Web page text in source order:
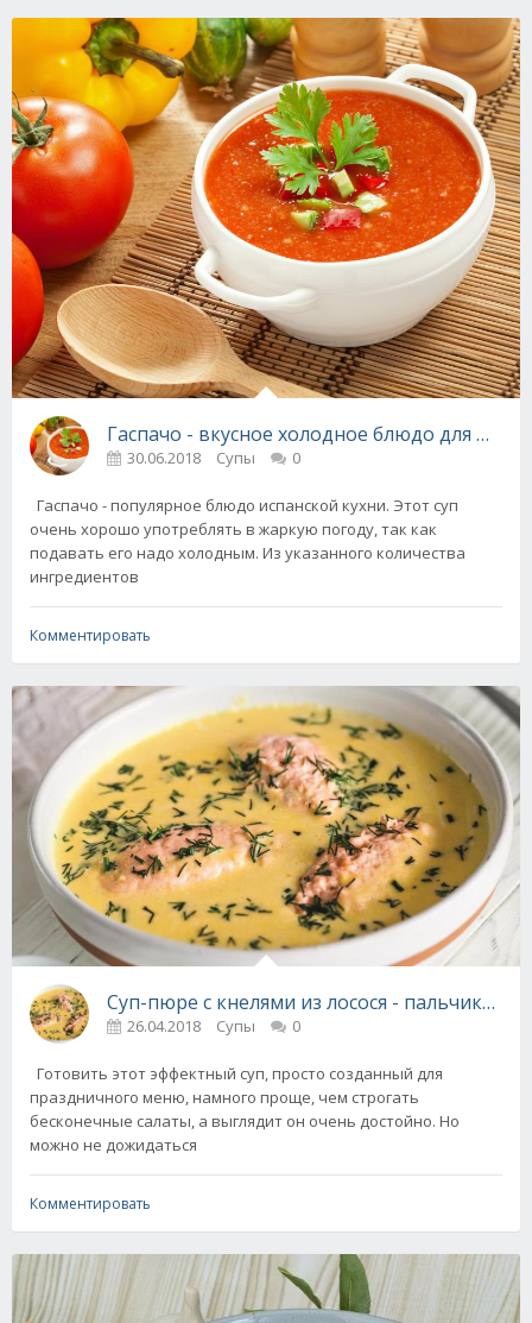
Гаспачо - вкусное холодное блюдо для
30.06.2018 Супы 0
Гаспачо - популярное блюдо испанской кухни. Этот суп
очень хорошо употреблять в жаркую погоду, так как
подавать его надо холодным. Из указанного количества
ингредиентов
Комментировать
Суп-пюре с кнелями из лосося - пальчики
26.04.2018 Супы 0
Готовить этот эффектный суп, просто созданный для
праздничного меню, намного проще, чем строгать
бесконечные салаты, а выглядит он очень достойно. Но
можно не дожидаться
Комментировать